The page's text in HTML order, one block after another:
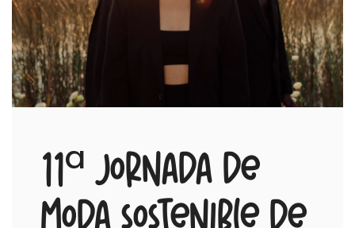
11ª Jornada de
Moda Sostenible de